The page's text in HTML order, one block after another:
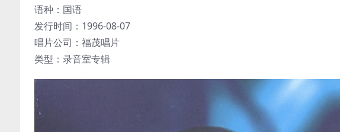
语种：国语
发行时间：1996-08-07
唱片公司：福茂唱片
类型：录音室专辑